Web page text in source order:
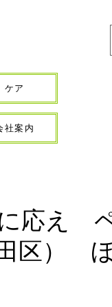
ケア
社案内
応え
区）